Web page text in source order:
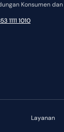
Konsumen
1111 1010
Layanan